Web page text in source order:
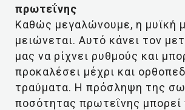
πρωτεΐνης
Καθώς μεγαλώνουμε, η μυϊκή
μειώνεται. Αυτό κάνει τον
μας να ρίχνει ρυθμούς και
προκαλέσει μέχρι και
τραύματα. Η πρόσληψη της
ποσότητας πρωτεΐνης μπορεί